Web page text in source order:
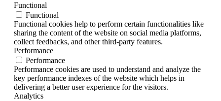
Functional
Functional
Functional cookies help to perform certain functionalities like
sharing the content of the website on social media platforms,
collect feedbacks, and other third-party features.
Performance
Performance
Performance cookies are used to understand and analyze the
key performance indexes of the website which helps in
delivering a better user experience for the visitors.
Analytics